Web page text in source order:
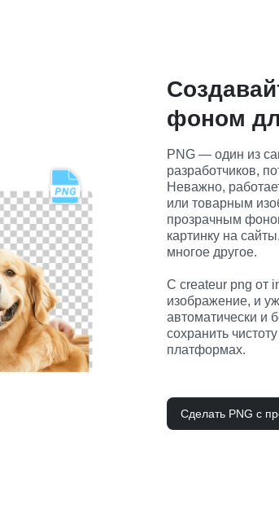
фоном
PNG — один из
разработчиков,
Неважно,
или товарным
прозрачным
картинку на
многое другое.
С createur png от
изображение, и
автоматически и
сохранить
платформах.
Сделать PNG с